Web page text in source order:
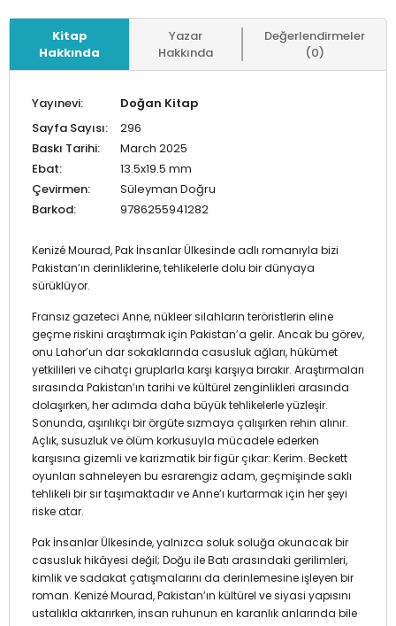
Kitap
Hakkında
Yazar
Hakkında
Değerlendirmeler
(0)
Yayınevi:
Doğan Kitap
Sayfa Sayısı:
296
Baskı Tarihi:
March 2025
Ebat:
13.5x19.5 mm
Çevirmen:
Süleyman Doğru
Barkod:
9786255941282
Kenizé Mourad, Pak İnsanlar Ülkesinde adlı romanıyla bizi
Pakistan’ın derinliklerine, tehlikelerle dolu bir dünyaya
sürüklüyor.
Fransız gazeteci Anne, nükleer silahların teröristlerin eline
geçme riskini araştırmak için Pakistan’a gelir. Ancak bu görev,
onu Lahor’un dar sokaklarında casusluk ağları, hükümet
yetkilileri ve cihatçı gruplarla karşı karşıya bırakır. Araştırmaları
sırasında Pakistan’ın tarihi ve kültürel zenginlikleri arasında
dolaşırken, her adımda daha büyük tehlikelerle yüzleşir.
Sonunda, aşırılıkçı bir örgüte sızmaya çalışırken rehin alınır.
Açlık, susuzluk ve ölüm korkusuyla mücadele ederken
karşısına gizemli ve karizmatik bir figür çıkar: Kerim. Beckett
oyunları sahneleyen bu esrarengiz adam, geçmişinde saklı
tehlikeli bir sır taşımaktadır ve Anne’ı kurtarmak için her şeyi
riske atar.
Pak İnsanlar Ülkesinde, yalnızca soluk soluğa okunacak bir
casusluk hikâyesi değil; Doğu ile Batı arasındaki gerilimleri,
kimlik ve sadakat çatışmalarını da derinlemesine işleyen bir
roman. Kenizé Mourad, Pakistan’ın kültürel ve siyasi yapısını
ustalıkla aktarırken, insan ruhunun en karanlık anlarında bile